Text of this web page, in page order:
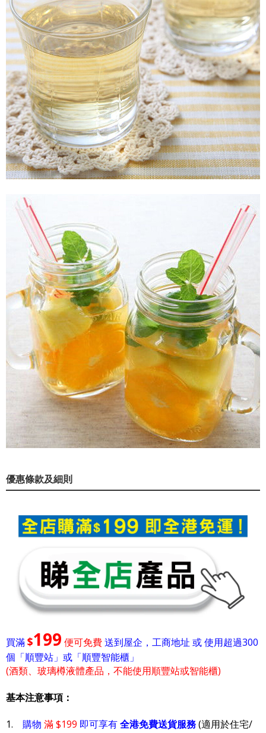
優惠條款及細則
買滿$199 便可免費送到屋企，工商地址 或 使用超過300
個「順豐站」或「順豐智能櫃」
(酒類、玻璃樽液體產品，不能使用順豐站或智能櫃)
基本注意事項：
1. 購物 滿 $199 即可享有全港免費送貨服務(適用於住宅/